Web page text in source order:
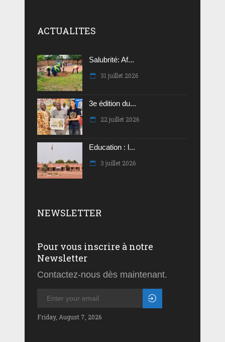
ACTUALITES
Salubrité: Af...
31 juillet 2026
3e édition du...
22 juillet 2026
Education : l...
3 juillet 2026
NEWSLETTER
Pour vous inscrire à notre
Newsletter
Contactez-nous dès maintenant.
Friday, August 7, 2026